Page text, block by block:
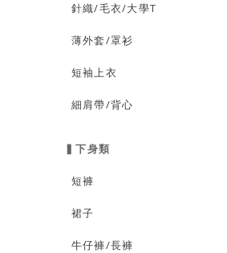
針織/毛衣/大學T
薄外套/罩衫
短袖上衣
細肩帶/背心
▍下身類
短褲
裙子
牛仔褲/長褲